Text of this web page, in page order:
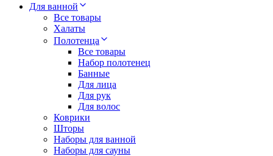
Для ванной
Все товары
Халаты
Полотенца
Все товары
Набор полотенец
Банные
Для лица
Для рук
Для волос
Коврики
Шторы
Наборы для ванной
Наборы для сауны